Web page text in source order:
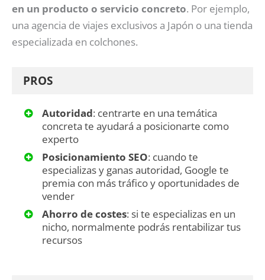
en un producto o servicio concreto. Por ejemplo,
una agencia de viajes exclusivos a Japón o una tienda
especializada en colchones.
PROS
Autoridad: centrarte en una temática
concreta te ayudará a posicionarte como
experto
Posicionamiento SEO: cuando te
especializas y ganas autoridad, Google te
premia con más tráfico y oportunidades de
vender
Ahorro de costes: si te especializas en un
nicho, normalmente podrás rentabilizar tus
recursos